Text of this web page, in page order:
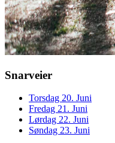
Snarveier
Torsdag 20. Juni
Fredag 21. Juni
Lørdag 22. Juni
Søndag 23. Juni